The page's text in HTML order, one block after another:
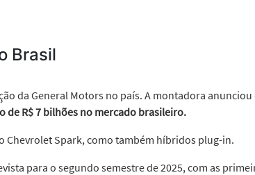
Brasil
da General Motors no país. A montadora
de R$ 7 bilhões no mercado brasileiro.
Chevrolet Spark, como também híbridos plug-in.
para o segundo semestre de 2025, com as